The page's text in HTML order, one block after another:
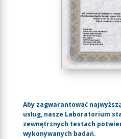
Aby zagwarantować
usług, nasze Laboratorium
zewnętrznych testach
wykonywanych badań.